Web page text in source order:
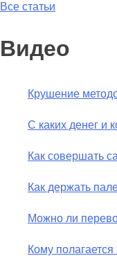
Все статьи
Видео
Крушение
С каких денег и
Как совершать
Как держать
Можно ли
Кому полагается